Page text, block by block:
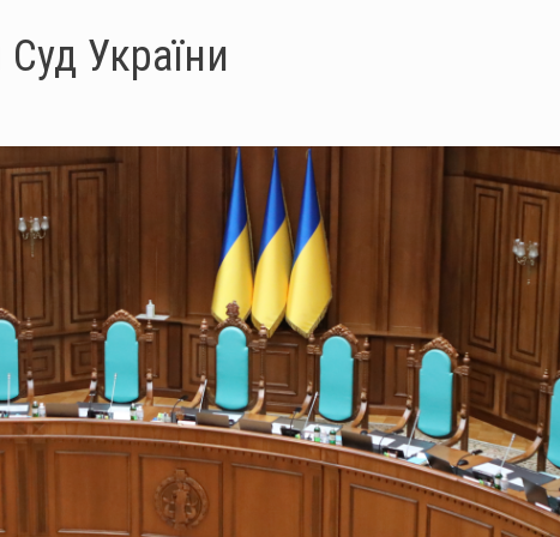
України